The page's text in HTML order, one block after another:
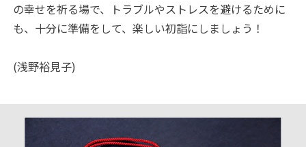
の幸せを祈る場で、トラブルやストレスを避けるために
も、十分に準備をして、楽しい初詣にしましょう！
(浅野裕見子)